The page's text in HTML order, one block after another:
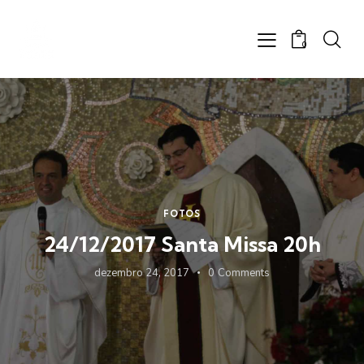
0
FOTOS
24/12/2017 Santa Missa 20h
dezembro 24, 2017 0 Comments